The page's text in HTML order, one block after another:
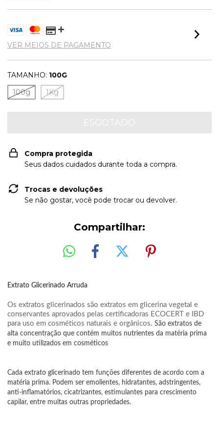
VER MEIOS DE PAGAMENTO
TAMANHO: 100G
100g
1Kg
Compra protegida
Seus dados cuidados durante toda a compra.
Trocas e devoluções
Se não gostar, você pode trocar ou devolver.
Compartilhar:
Extrato Glicerinado Arruda
Os extratos glicerinados são extratos em glicerina vegetal e
conservantes aprovados pelas certificadoras ECOCERT e IBD
para uso em cosméticos naturais e orgânicos. São extratos de
alta concentração que contém muitos nutrientes da matéria prima
e muito utilizados em cosméticos
Cada extrato glicerinado tem funções diferentes de acordo com a
matéria prima. Podem ser emolientes, hidratantes, adstringentes,
anti-inflamatórios, cicatrizantes, estimulantes para crescimento
capilar, entre muitas outras propriedades.